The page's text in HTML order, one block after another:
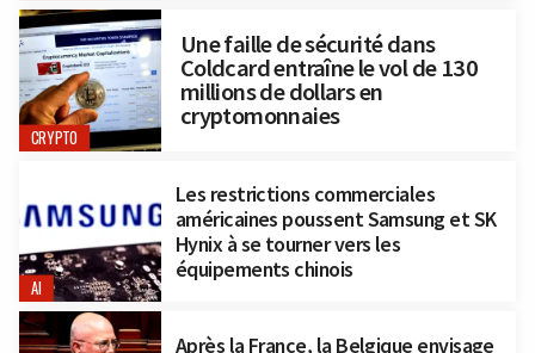
CRYPTO
Une faille de sécurité dans
Coldcard entraîne le vol de 130
millions de dollars en
cryptomonnaies
AI
Les restrictions commerciales
américaines poussent Samsung et SK
Hynix à se tourner vers les
équipements chinois
Après la France, la Belgique envisage